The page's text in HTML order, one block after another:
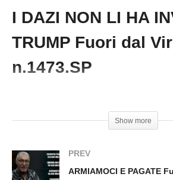
Copy Embed Code
IO NON DIMENTICO Fuori dal
I DAZI NON LI HA
TRUMP Fuori dal
n.1473.SP
Show more
PREV